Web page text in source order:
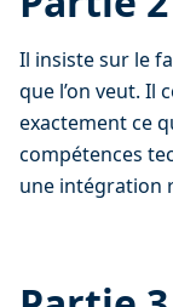
Il insiste sur le
que l’on veut. Il
exactement ce
compétences
une intégration